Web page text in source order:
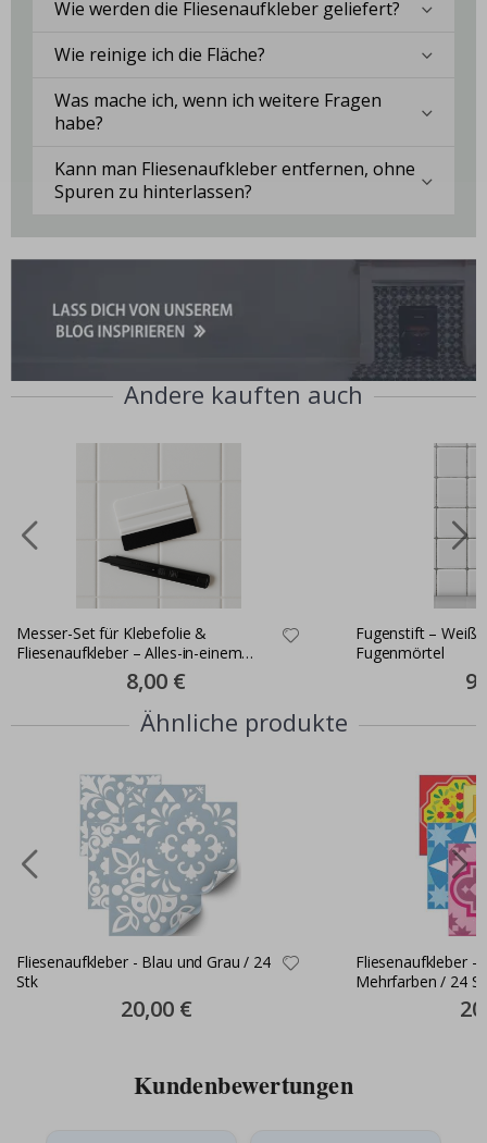
Wie werden die Fliesenaufkleber geliefert?
Wie reinige ich die Fläche?
Was mache ich, wenn ich weitere Fragen
habe?
Kann man Fliesenaufkleber entfernen, ohne
Spuren zu hinterlassen?
Andere kauften auch
Messer-Set für Klebefolie &
Fliesenaufkleber – Alles-in-einem
Special
Price
8,00 €
Fugenstift –
Fugenmörtel
Ähnliche produkte
Fliesenaufkleber - Blau und Grau / 24
Stk
Special
Price
20,00 €
Fliesenaufkleber -
Mehrfarben / 24
Kundenbewertungen